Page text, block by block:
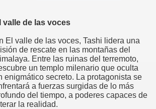
valle de las voces
El valle de las voces, Tashi lidera una
de rescate en las montañas del
Entre las ruinas del terremoto,
un templo milenario que oculta
enigmático secreto. La protagonista se
a fuerzas surgidas de lo más
del tiempo, a poderes capaces de
la realidad.